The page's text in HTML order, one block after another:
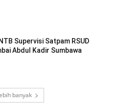
Supervisi Satpam RSUD
Abdul Kadir Sumbawa
banyak